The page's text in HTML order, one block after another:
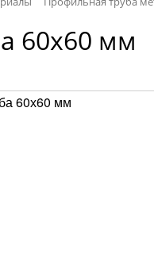
60х60 мм